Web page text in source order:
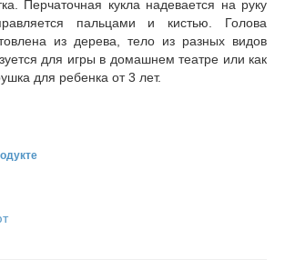
Перчаточная кукла надевается на руку
пальцами и кистью. Голова
из дерева, тело из разных видов
для игры в домашнем театре или как
для ребенка от 3 лет.